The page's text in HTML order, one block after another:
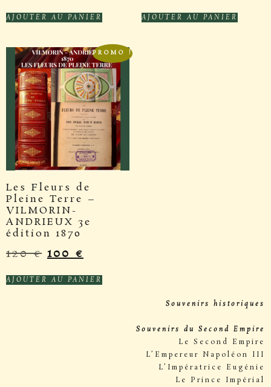
AJOUTER AU PANIER AJOUTER AU PANIER
PROMO !
Les Fleurs de
Pleine Terre –
VILMORIN-
ANDRIEUX 3e
édition 1870
120€ 100€
AJOUTER AU PANIER
Souvenirs historiques
Souvenirs du Second Empire
Le Second Empire
L’Empereur Napoléon III
L’Impératrice Eugénie
Le Prince Impérial